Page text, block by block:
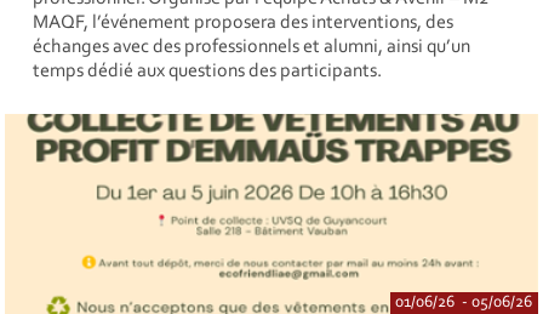
MAQF, l’événement proposera des interventions, des
échanges avec des professionnels et alumni, ainsi qu’un
temps dédié aux questions des participants.
01/06/26 - 05/06/26